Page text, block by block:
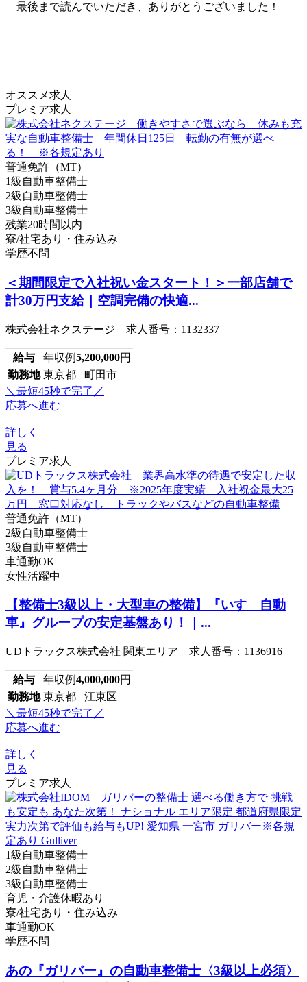
最後まで読んでいただき、ありがとうございました！
オススメ求人
プレミア求人
普通免許（MT）
1級自動車整備士
2級自動車整備士
3級自動車整備士
残業20時間以内
寮/社宅あり・住み込み
学歴不問
＜期間限定で入社祝い金スタート！＞一部店舗で
計30万円支給｜空調完備の快適...
株式会社ネクステージ 求人番号：1132337
給与 年収例5,200,000円
勤務地 東京都 町田市
＼最短45秒で完了／
応募へ進む
詳しく
見る
プレミア求人
普通免許（MT）
2級自動車整備士
3級自動車整備士
車通勤OK
女性活躍中
【整備士3級以上・大型車の整備】『いすゞ自動
車』グループの安定基盤あり！｜...
UDトラックス株式会社 関東エリア 求人番号：1136916
給与 年収例4,000,000円
勤務地 東京都 江東区
＼最短45秒で完了／
応募へ進む
詳しく
見る
プレミア求人
1級自動車整備士
2級自動車整備士
3級自動車整備士
育児・介護休暇あり
寮/社宅あり・住み込み
車通勤OK
学歴不問
あの『ガリバー』の自動車整備士〈3級以上必須〉